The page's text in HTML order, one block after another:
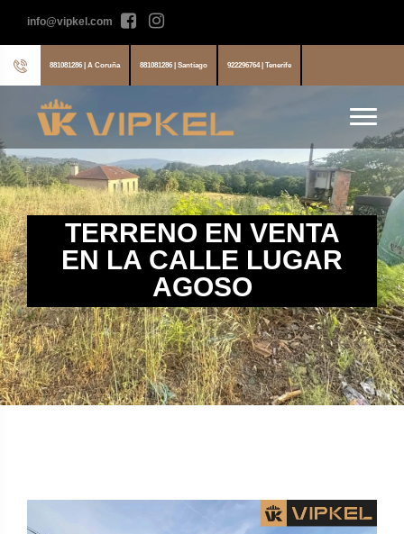
info@vipkel.com
881081286 | A Coruña 881081286 | Santiago 922296764 | Tenerife
TERRENO EN VENTA
EN LA CALLE LUGAR
AGOSO